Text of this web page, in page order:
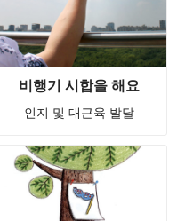
비행기 시합을 해요
인지 및 대근육 발달